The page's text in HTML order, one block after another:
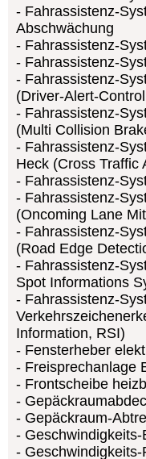
Fahrassistenz-
Abschwächung
Fahrassistenz-
Fahrassistenz-
Fahrassistenz-
(Driver-Alert-
Fahrassistenz-
(Multi Collision
Fahrassistenz-
Heck (Cross Traffic
Fahrassistenz-
Fahrassistenz-
(Oncoming Lane
Fahrassistenz-
(Road Edge
Fahrassistenz-
Spot Informations
Fahrassistenz-
Information, RSI)
Fensterheber
Freisprechanlage
Frontscheibe
Gepäckraum-